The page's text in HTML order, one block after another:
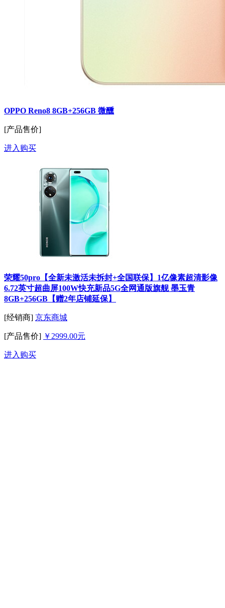
OPPO Reno8 8GB+256GB 微醺
[产品售价]
进入购买
荣耀50pro【全新未激活未拆封+全国联保】1亿像素超清影像
6.72英寸超曲屏100W快充新品5G全网通版旗舰 墨玉青
8GB+256GB【赠2年店铺延保】
[经销商] 京东商城
[产品售价] ￥2999.00元
进入购买